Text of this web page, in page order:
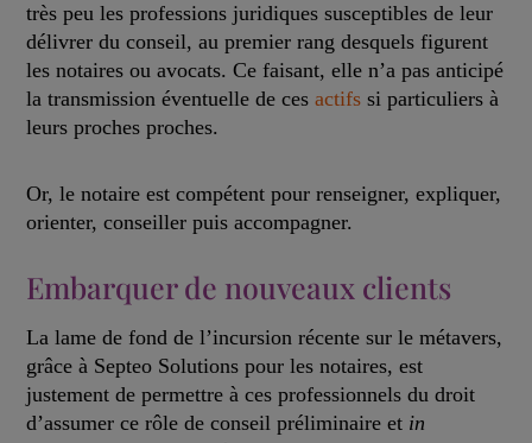
très peu les professions juridiques susceptibles de leur
délivrer du conseil, au premier rang desquels figurent
les notaires ou avocats. Ce faisant, elle n’a pas anticipé
la transmission éventuelle de cesactifs si particuliers à
leurs proches proches.
Or, le notaire est compétent pour renseigner, expliquer,
orienter, conseiller puis accompagner.
Embarquer de nouveaux clients
La lame de fond de l’incursion récente sur le métavers,
grâce à Septeo Solutions pour les notaires, est
justement de permettre à ces professionnels du droit
d’assumer ce rôle de conseil préliminaire et in